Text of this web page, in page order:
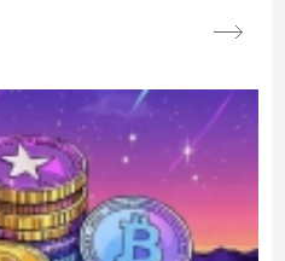
中坚持标注信息来源，半
论量反而增长 37%。这种反